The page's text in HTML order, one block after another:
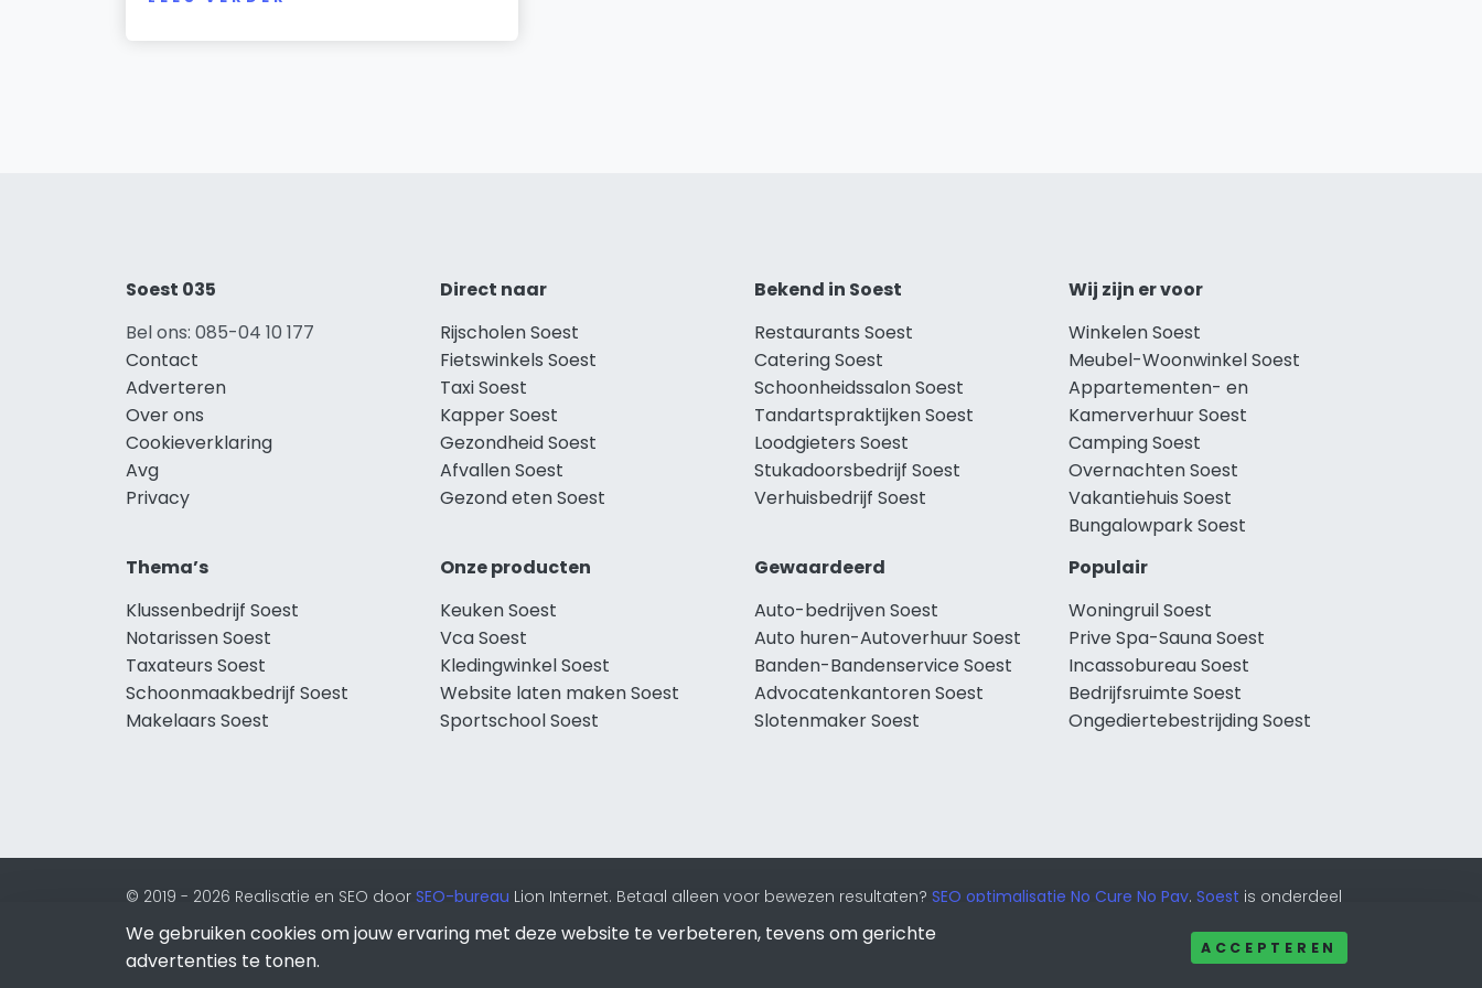
Soest 035
Bel ons: 085-04 10 177
Contact
Adverteren
Over ons
Cookieverklaring
Avg
Privacy
Direct naar
Rijscholen Soest
Fietswinkels Soest
Taxi Soest
Kapper Soest
Gezondheid Soest
Afvallen Soest
Gezond eten Soest
Bekend in Soest
Restaurants Soest
Catering Soest
Schoonheidssalon Soest
Tandartspraktijken Soest
Loodgieters Soest
Stukadoorsbedrijf Soest
Verhuisbedrijf Soest
Wij zijn er voor
Winkelen Soest
Meubel-Woonwinkel Soest
Appartementen- en
Kamerverhuur Soest
Camping Soest
Overnachten Soest
Vakantiehuis Soest
Bungalowpark Soest
Thema’s
Klussenbedrijf Soest
Notarissen Soest
Taxateurs Soest
Schoonmaakbedrijf Soest
Makelaars Soest
Onze producten
Keuken Soest
Vca Soest
Kledingwinkel Soest
Website laten maken Soest
Sportschool Soest
Gewaardeerd
Auto-bedrijven Soest
Auto huren-Autoverhuur Soest
Banden-Bandenservice Soest
Advocatenkantoren Soest
Slotenmaker Soest
Populair
Woningruil Soest
Prive Spa-Sauna Soest
Incassobureau Soest
Bedrijfsruimte Soest
Ongediertebestrijding Soest
© 2019 - 2026 Realisatie en SEO door SEO-bureau Lion Internet. Betaal alleen voor bewezen resultaten? SEO optimalisatie No Cure No Pay. Soest is onderdeel
Beeldcredits
We gebruiken cookies om jouw ervaring met deze website te verbeteren, tevens om gerichte
advertenties te tonen.
ACCEPTEREN